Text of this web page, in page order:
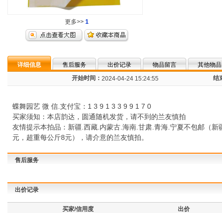
更多>> 1
详细信息 售后服务 出价记录 物品留言
其他物品
开始时间： 2024-04-24 15:24:55 结
蝶舞园艺 微 信.支付宝：1 3 9 1 3 3 9 9 1 7 0
买家须知：本店韵达，圆通随机发货，请不到的兰友慎拍
友情提示本拍品：新疆.西藏.内蒙古.海南.甘肃.青海.宁夏不包邮（
元，超重每公斤8元），请介意的兰友慎拍。
售后服务
出价记录
买家/信用度 出价